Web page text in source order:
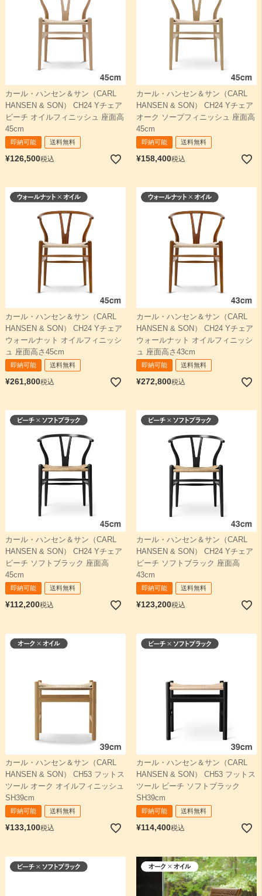
カール・ハンセン＆サン（CARL
HANSEN & SON） CH24 Yチェア
ビーチ オイルフィニッシュ 座面高
45cm
即納可能 送料無料
¥126,500税込
カール・ハンセン＆サン（CARL
HANSEN & SON） CH24 Yチェア
オーク ソープフィニッシュ 座面高
45cm
即納可能 送料無料
¥158,400税込
カール・ハンセン＆サン（CARL
HANSEN & SON） CH24 Yチェア
ウォールナット オイルフィニッシ
ュ 座面高さ45cm
即納可能 送料無料
¥261,800税込
カール・ハンセン＆サン（CARL
HANSEN & SON） CH24 Yチェア
ウォールナット オイルフィニッシ
ュ 座面高さ43cm
即納可能 送料無料
¥272,800税込
カール・ハンセン＆サン（CARL
HANSEN & SON） CH24 Yチェア
ビーチ ソフトブラック 座面高
45cm
即納可能 送料無料
¥112,200税込
カール・ハンセン＆サン（CARL
HANSEN & SON） CH24 Yチェア
ビーチ ソフトブラック 座面高
43cm
即納可能 送料無料
¥123,200税込
カール・ハンセン＆サン（CARL
HANSEN & SON） CH53 フットス
ツール オーク オイルフィニッシュ
SH39cm
即納可能 送料無料
¥133,100税込
カール・ハンセン＆サン（CARL
HANSEN & SON） CH53 フットス
ツール ビーチ ソフトブラック
SH39cm
即納可能 送料無料
¥114,400税込